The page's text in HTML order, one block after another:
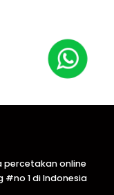
percetakan online
1 di Indonesia